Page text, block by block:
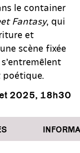
le container
Fantasy, qui
et
scène fixée
2025, 18h30